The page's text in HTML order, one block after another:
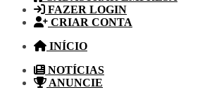
FAZER LOGIN
CRIAR CONTA
INÍCIO
NOTÍCIAS
ANUNCIE